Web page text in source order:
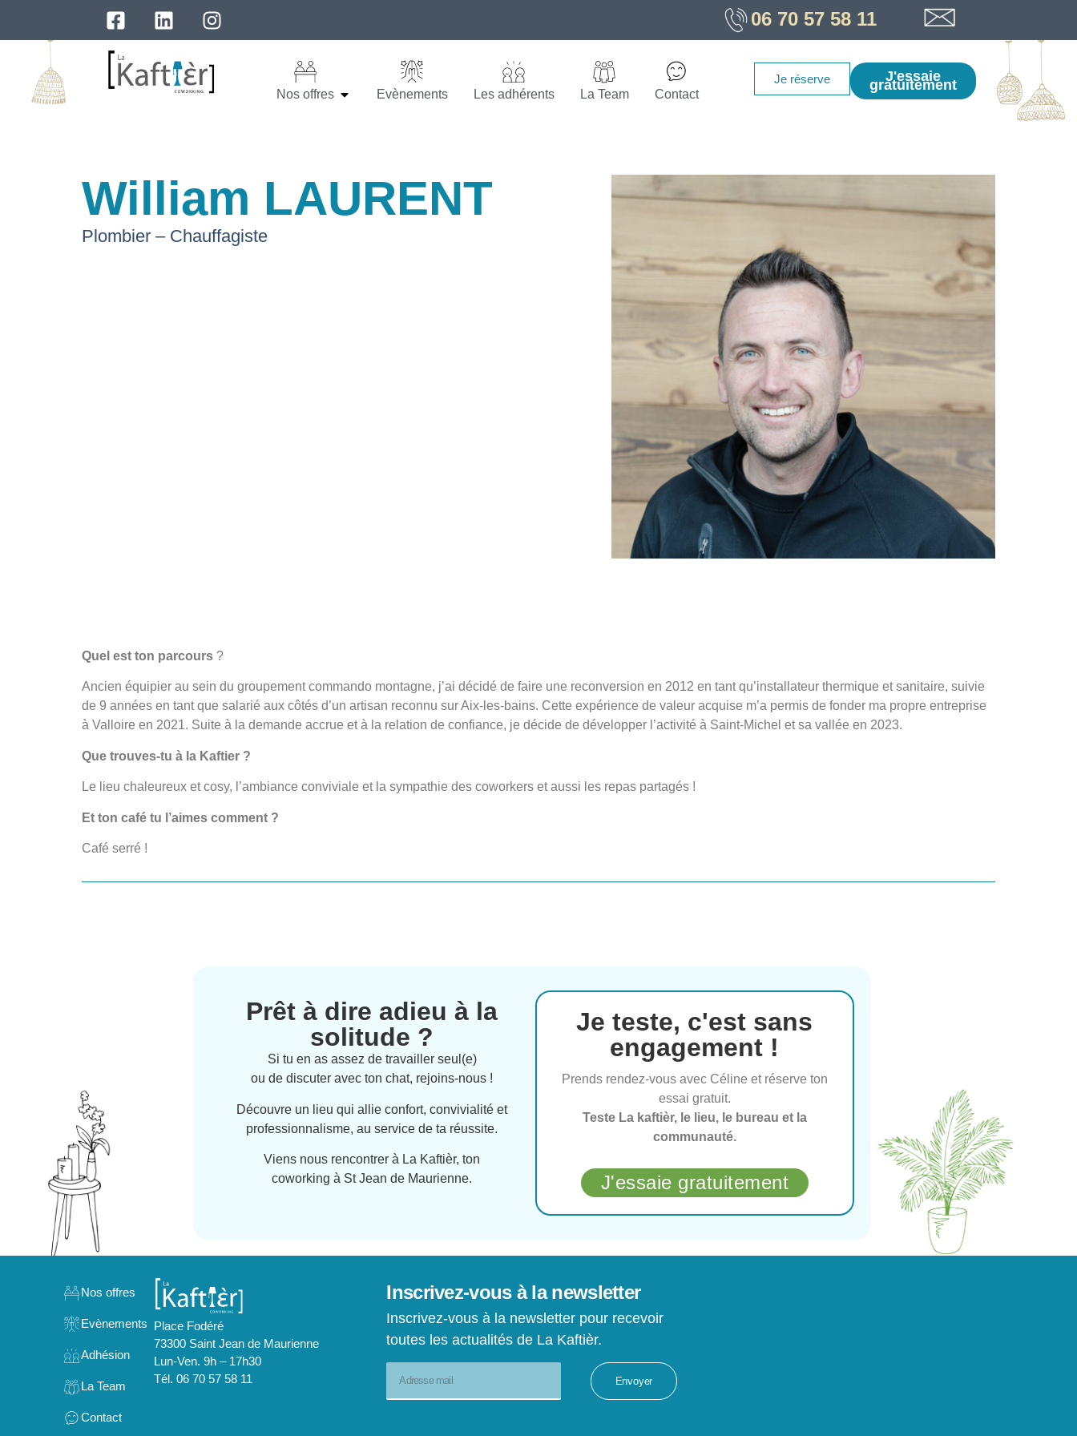
06 70 57 58 11
Nos offres Evènements Les adhérents from the Noun Project
La Team Created by Made x Made
from the Noun Project
Contact
Je réserve J'essaie
gratuitement
William LAURENT
Plombier – Chauffagiste
Quel est ton parcours ?
Ancien équipier au sein du groupement commando montagne, j’ai décidé de faire une reconversion en 2012 en tant qu’installateur thermique et sanitaire, suivie
de 9 années en tant que salarié aux côtés d’un artisan reconnu sur Aix-les-bains. Cette expérience de valeur acquise m’a permis de fonder ma propre entreprise
à Valloire en 2021. Suite à la demande accrue et à la relation de confiance, je décide de développer l’activité à Saint-Michel et sa vallée en 2023.
Que trouves-tu à la Kaftier ?
Le lieu chaleureux et cosy, l’ambiance conviviale et la sympathie des coworkers et aussi les repas partagés !
Et ton café tu l’aimes comment ?
Café serré !
Prêt à dire adieu à la
solitude ?
Si tu en as assez de travailler seul(e)
ou de discuter avec ton chat, rejoins-nous !
Découvre un lieu qui allie confort, convivialité et
professionnalisme, au service de ta réussite.
Viens nous rencontrer à La Kaftièr, ton
coworking à St Jean de Maurienne.
Je teste, c'est sans
engagement !
Prends rendez-vous avec Céline et réserve ton
essai gratuit.
Teste La kaftièr, le lieu, le bureau et la
communauté.
J'essaie gratuitement
Nos offres
Evènements
Adhésion
La Team
Contact
Place Fodéré
73300 Saint Jean de Maurienne
Lun-Ven. 9h – 17h30
Tél. 06 70 57 58 11
Inscrivez-vous à la newsletter
Inscrivez-vous à la newsletter pour recevoir
toutes les actualités de La Kaftièr.
Envoyer